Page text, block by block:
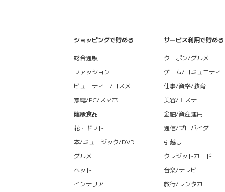
ショッピングで貯める
総合通販
ファッション
ビューティー/コスメ
家電/PC/スマホ
健康食品
花・ギフト
本/ミュージック/DVD
グルメ
ペット
インテリア
サービス利用で貯める
クーポン/グルメ
ゲーム/コミュニティ
仕事/資格/教育
美容/エステ
金融/資産運用
通信/プロバイダ
引越し
クレジットカード
音楽/テレビ
旅行/レンタカー